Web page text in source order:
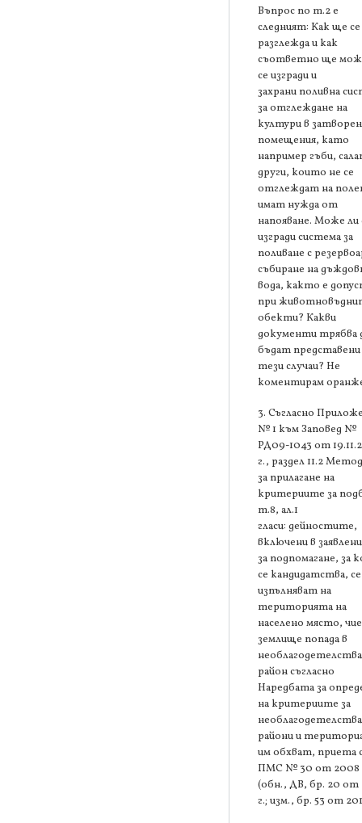
Въпрос по т.2 е
следният: Как ще се
разглежда и как
съответно ще
се изгради и
захрани поливна
за отглеждане на
култури в
помещения, като
например гъби,
други, които не се
отглеждат на
имат нужда от
напояване. Може ли
изгради система за
поливане с
събиране на
вода, както е
при
обекти? Какви
документи трябва
бъдат представени
тези случаи? Не
коментирам
3. Съгласно
№ 1 към Заповед №
РД09-1043 от
г., раздел 11.2
за прилагане на
критериите за
т.8, ал.1
гласи: дейностите,
включени в
за подпомагане, за
се кандидатства, се
изпълняват на
територията на
населено място,
землище попада в
район съгласно
Наредбата за
на критериите за
райони и
им обхват, приета
ПМС № 30 от 2008
(обн., ДВ, бр. 20 от
г.; изм., бр. 53 от